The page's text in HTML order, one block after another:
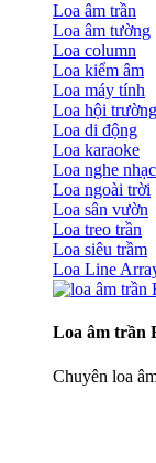
Loa âm trần
Loa âm tường
Loa column
Loa kiểm âm
Loa máy tính
Loa hội trường
Loa di động
Loa karaoke
Loa nghe
Loa ngoài trời
Loa sân vườn
Loa treo trần
Loa siêu trầm
Loa Line
Loa âm trần
Chuyên loa